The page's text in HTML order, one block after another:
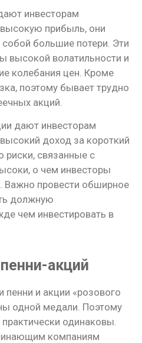
инвесторам
прибыль, они
большие потери. Эти
высокой волатильности и
колебания цен. Кроме
поэтому бывает трудно
акций.
дают инвесторам
доход за короткий
риски, связанные с
о чем инвесторы
провести обширное
должную
чем инвестировать в
акций
пенни и акции «розового
одной медали. Поэтому
одинаковы.
компаниям